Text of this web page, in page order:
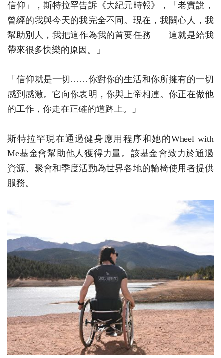
信仰」，斯特拉罕告訴《大紀元時報》，「老實說，
曾經的我與今天的我完全不同。現在，我關心人，我
幫助別人，我把這作為我的首要任務——這就是給我
帶來很多快樂的原因。」
「信仰就是一切……你對你的生活和你所擁有的一切
感到感激。它向你表明，你與上帝相連。你正在做他
的工作，你走在正確的道路上。」
斯特拉罕現在通過健身應用程序和她的Wheel with
Me基金會幫助他人獲得力量。該基金會致力於通過
資源、聚會和季度活動為世界各地的輪椅使用者提供
服務。